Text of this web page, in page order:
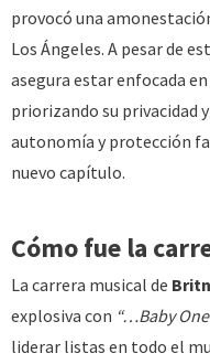
provocó una
Los Ángeles. A pesar de
asegura estar enfocada
priorizando su privacidad
autonomía y protección
nuevo capítulo.
Cómo fue la
La carrera musical de
explosiva con “…Baby
liderar listas en todo el